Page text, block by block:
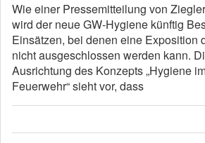
Wie einer Pressemitteilung von
wird der neue GW-Hygiene künftig
Einsätzen, bei denen eine Exposition
nicht ausgeschlossen werden kann.
Ausrichtung des Konzepts „Hygiene
Feuerwehr“ sieht vor, dass